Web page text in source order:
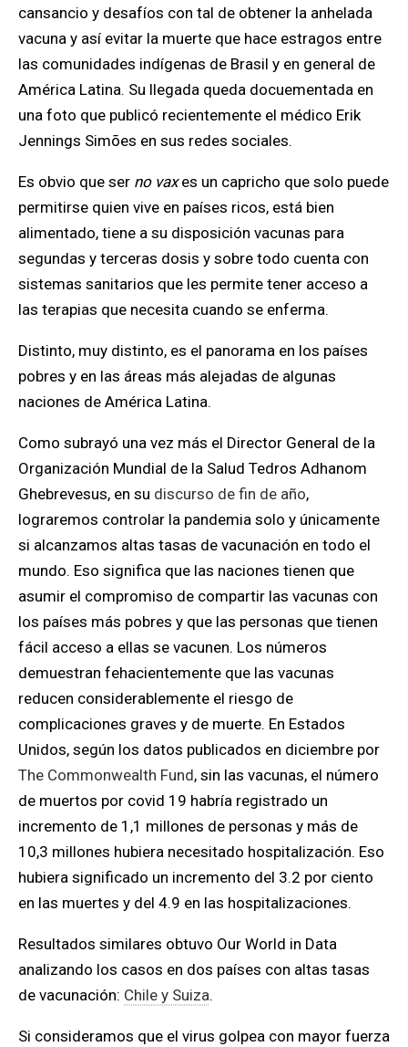
cansancio y desafíos con tal de obtener la anhelada
vacuna y así evitar la muerte que hace estragos entre
las comunidades indígenas de Brasil y en general de
América Latina. Su llegada queda docuementada en
una foto que publicó recientemente el médico Erik
Jennings Simões en sus redes sociales.
Es obvio que ser no vaxes un capricho que solo puede
permitirse quien vive en países ricos, está bien
alimentado, tiene a su disposición vacunas para
segundas y terceras dosis y sobre todo cuenta con
sistemas sanitarios que les permite tener acceso a
las terapias que necesita cuando se enferma.
Distinto, muy distinto, es el panorama en los países
pobres y en las áreas más alejadas de algunas
naciones de América Latina.
Como subrayó una vez más el Director General de la
Organización Mundial de la Salud Tedros Adhanom
Ghebrevesus, en su discurso de fin de año,
lograremos controlar la pandemia solo y únicamente
si alcanzamos altas tasas de vacunación en todo el
mundo. Eso significa que las naciones tienen que
asumir el compromiso de compartir las vacunas con
los países más pobres y que las personas que tienen
fácil acceso a ellas se vacunen. Los números
demuestran fehacientemente que las vacunas
reducen considerablemente el riesgo de
complicaciones graves y de muerte. En Estados
Unidos, según los datos publicados en diciembre por
The Commonwealth Fund, sin las vacunas, el número
de muertos por covid 19 habría registrado un
incremento de 1,1 millones de personas y más de
10,3 millones hubiera necesitado hospitalización. Eso
hubiera significado un incremento del 3.2 por ciento
en las muertes y del 4.9 en las hospitalizaciones.
Resultados similares obtuvo Our World in Data
analizando los casos en dos países con altas tasas
de vacunación: Chile y Suiza.
Si consideramos que el virus golpea con mayor fuerza